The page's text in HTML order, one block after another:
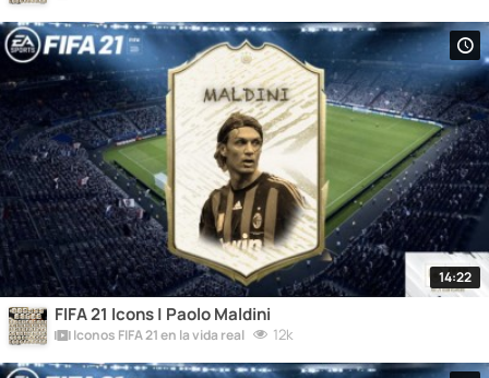
14:22
FIFA 21 Icons | Paolo Maldini
Iconos FIFA 21 en la vida real 12k